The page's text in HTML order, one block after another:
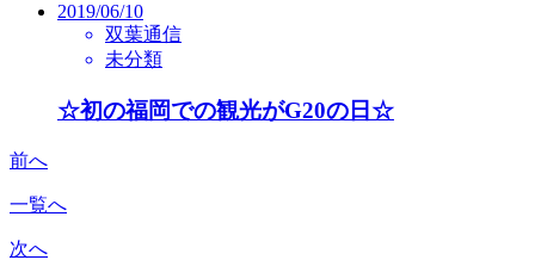
2019/06/10
双葉通信
未分類
☆初の福岡での観光がG20の日☆
前へ
一覧へ
次へ